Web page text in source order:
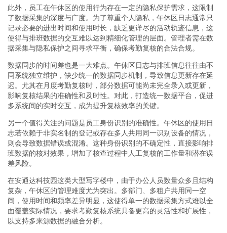
此外，员工在午休区的使用行为存在一定的隐私保护需求，这限制
了数据采集的深度与广度。为了尊重个人隐私，午休区日志通常只
记录必要的进出时间和使用时长，缺乏更详尽的活动轨迹信息，这
使得与排班数据的交互难以达到精细化管理的层面。管理者需在数
据采集与隐私保护之间寻求平衡，确保考勤复核的合法合规。
数据同步的时间差也是一大难点。午休区日志与排班信息往往由不
同系统独立维护，缺少统一的数据同步机制，导致信息更新存在延
迟。尤其在月度考勤复核时，部分数据可能尚未完全录入或更新，
影响复核结果的准确性和及时性。对此，打造统一数据平台，促进
多系统间的实时交互，成为提升复核效率的关键。
另一个值得关注的问题是员工身份识别的准确性。午休区的使用日
志若依赖于非实名制的登记或存在多人共用同一识别设备的情况，
则会导致数据错误或混淆。这种身份识别的不确定性，直接影响排
班数据的核对效果，增加了核查过程中人工复核的工作量和潜在误
差风险。
在安通达科技园这类大型写字楼中，由于办公人员数量众多且结构
复杂，午休区的管理难度尤为突出。多部门、多租户共用同一空
间，使用时间和频率差异明显，这使得单一的数据采集方式难以全
面覆盖实际情况，要求考勤复核系统具备更高的灵活性和扩展性，
以支持多来源数据的融合分析。